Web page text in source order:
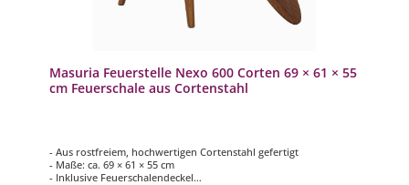
Masuria Feuerstelle Nexo 600 Corten 69 × 61 × 55
cm Feuerschale aus Cortenstahl
- Aus rostfreiem, hochwertigen Cortenstahl gefertigt
- Maße: ca. 69 × 61 × 55 cm
- Inklusive Feuerschalendeckel